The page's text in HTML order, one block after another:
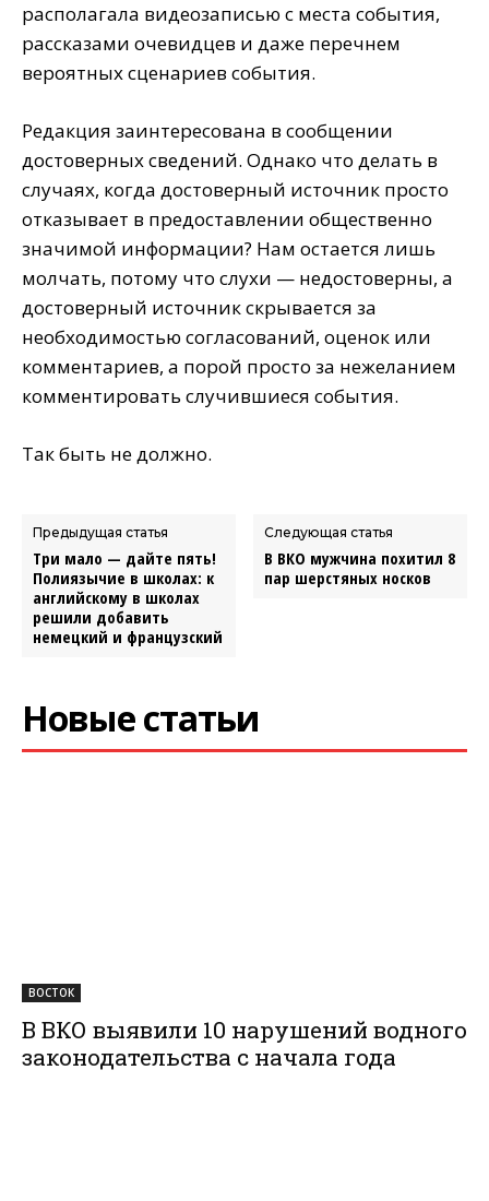
располагала видеозаписью с места события,
рассказами очевидцев и даже перечнем
вероятных сценариев события.
Редакция заинтересована в сообщении
достоверных сведений. Однако что делать в
случаях, когда достоверный источник просто
отказывает в предоставлении общественно
значимой информации? Нам остается лишь
молчать, потому что слухи — недостоверны, а
достоверный источник скрывается за
необходимостью согласований, оценок или
комментариев, а порой просто за нежеланием
комментировать случившиеся события.
Так быть не должно.
Предыдущая статья
Три мало — дайте пять!
Полиязычие в школах: к
английскому в школах
решили добавить
немецкий и французский
Следующая статья
В ВКО мужчина похитил 8
пар шерстяных носков
Новые статьи
ВОСТОК
В ВКО выявили 10 нарушений водного
законодательства с начала года